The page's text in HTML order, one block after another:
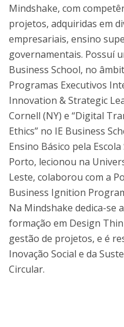
Mindshake, com
projetos, adquiridas em
empresariais, ensino
governamentais. Possuí
Business School, no
Programas Executivos
Innovation & Strategic
Cornell (NY) e “Digital
Ethics” no IE Business
Ensino Básico pela
Porto, lecionou na
Leste, colaborou com a
Business Ignition
Na Mindshake dedica-se
formação em Design
gestão de projetos, e é
Inovação Social e da
Circular.